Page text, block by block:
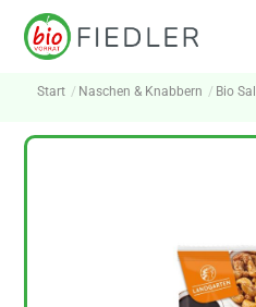
Skip
Start Naschen & Knabbern Bio